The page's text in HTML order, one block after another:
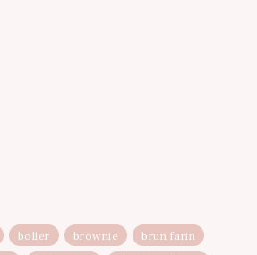
boller brownie
brun farin